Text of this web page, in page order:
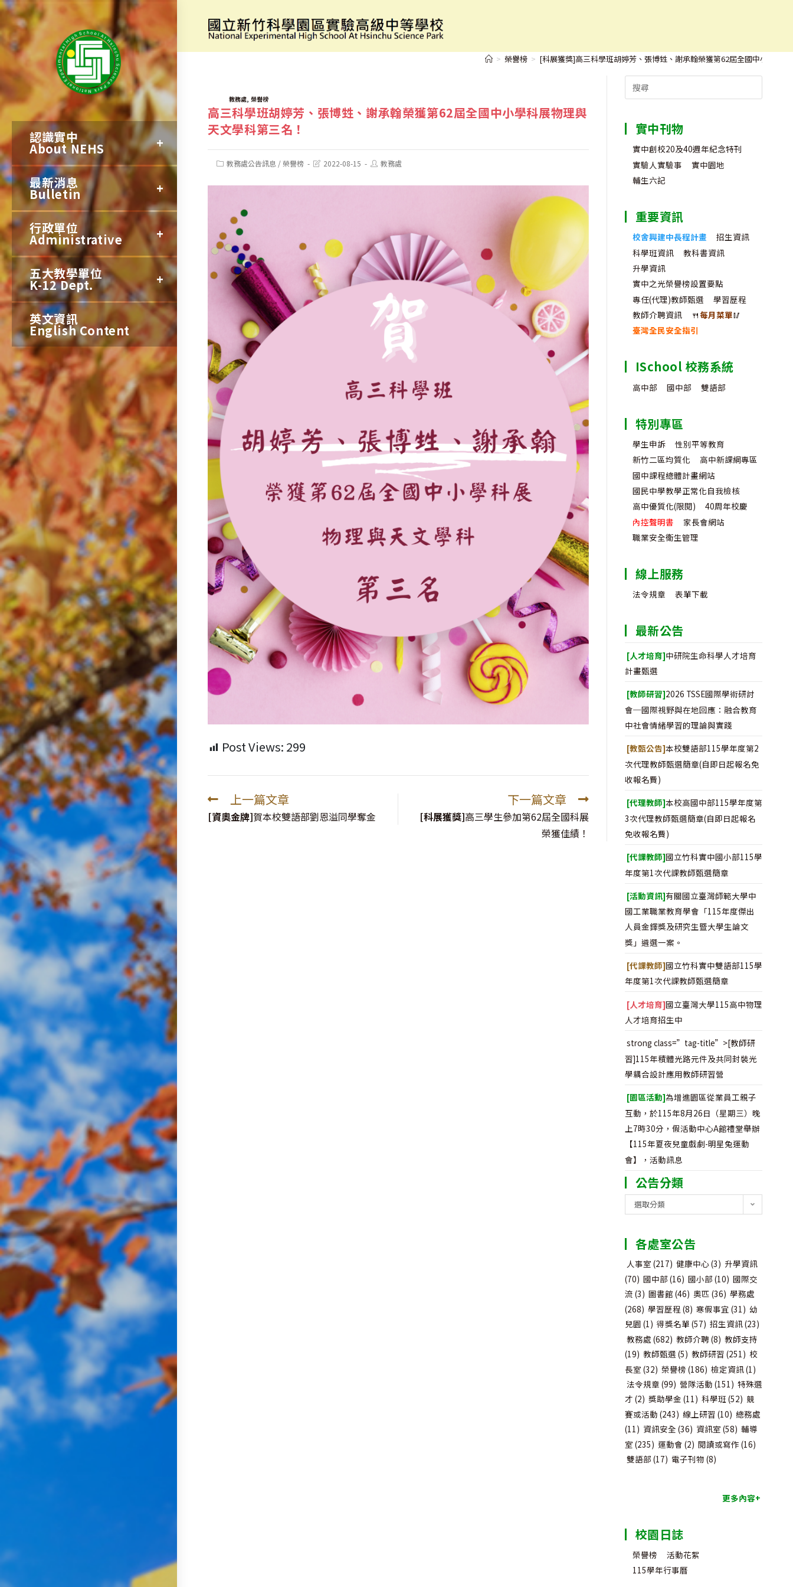
跳
轉
至
要
內
容
認識實中
About NEHS
最新消息
Bulletin
行政單位
Administrative
五大教學單位
K-12 Dept.
英文資訊
English Content
[科展獲獎]高三科學班胡婷芳、張博甡、謝承翰榮獲第62屆全國中小學科展物理與天文學科第三名！
> 榮譽榜 > [科展獲獎]高三科學班胡婷芳、張博甡、謝承翰榮獲第62屆全國中小學科
TAGS:教務處, 榮譽榜
高三科學班胡婷芳、張博甡、謝承翰榮獲第62屆全國中小學科展物理與
天文學科第三名！
Post教務處公告訊息 /榮譽榜
Post2022-08-15
Post教務處
Post Views: 299
Read
more
上一篇文章
[資奧金牌]賀本校雙語部劉恩溢同學奪金
下一篇文章
[科展獲獎]高三學生參加第62屆全國科展
榮獲佳績！
Search
for:
實中刊物
實中創校20及40週年紀念特刊
實驗人實驗事
實中園地
輔生六記
重要資訊
校舍興建中長程計畫
招生資訊
科學班資訊
教科書資訊
升學資訊
實中之光榮譽榜設置要點
專任(代理)教師甄選
學習歷程
教師介聘資訊
🍴每月菜單🥢
臺灣全民安全指引
ISchool 校務系統
高中部 國中部 雙語部
特別專區
學生申訴
性別平等教育
新竹二區均質化
高中新課綱專區
國中課程總體計畫網站
國民中學教學正常化自我檢核
高中優質化(限閱)
40周年校慶
內控聲明書
家長會網站
職業安全衛生管理
線上服務
法令規章 表單下載
最新公告
[人才培育]中研院生命科學人才培育
計畫甄選
[教師研習]2026 TSSE國際學術研討
會─國際視野與在地回應：融合教育
中社會情緒學習的理論與實踐
[教甄公告]本校雙語部115學年度第2
次代理教師甄選簡章(自即日起報名免
收報名費)
[代理教師]本校高國中部115學年度第
3次代理教師甄選簡章(自即日起報名
免收報名費)
[代課教師]國立竹科實中國小部115學
年度第1次代課教師甄選簡章
[活動資訊]有關國立臺灣師範大學中
國工業職業教育學會「115年度傑出
人員金鐸獎及研究生暨大學生論文
獎」遴選一案。
[代課教師]國立竹科實中雙語部115學
年度第1次代課教師甄選簡章
[人才培育]國立臺灣大學115高中物理
人才培育招生中
strong class=”tag-title”>[教師研
習]115年積體光路元件及共同封裝光
學耦合設計應用教師研習營
[園區活動]為增進園區從業員工親子
互動，於115年8月26日（星期三）晚
上7時30分，假活動中心A館禮堂舉辦
【115年夏夜兒童戲劇-明星兔運動
會】，活動訊息
公告分類
告
類
選取分類
各處室公告
人事室 (217) 健康中心(3) 升學資訊
(70) 國中部 (16) 國小部 (10) 國際交
流 (3) 圖書館 (46) 奧匹 (36) 學務處
(268) 學習歷程 (8) 寒假事宜 (31) 幼
兒園 (1) 得獎名單 (57) 招生資訊(23)
教務處 (682) 教師介聘(8) 教師支持
(19) 教師甄選 (5) 教師研習 (251) 校
長室 (32) 榮譽榜 (186) 檢定資訊(1)
法令規章 (99) 營隊活動 (151) 特殊選
才 (2) 獎助學金 (11) 科學班(52) 競
賽或活動 (243) 線上研習 (10) 總務處
(11) 資訊安全 (36) 資訊室 (58) 輔導
室 (235) 運動會 (2) 閱讀或寫作 (16)
雙語部 (17) 電子刊物 (8)
更多內容+
校園日誌
榮譽榜
活動花絮
115學年行事曆